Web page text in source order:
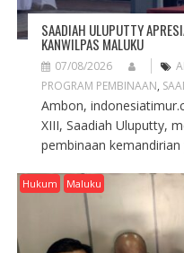
SAADIAH ULUPUTTY
KANWILPAS MALUKU
07/08/2026
PROGRAM PEMBINAAN,
Ambon,
XIII, Saadiah Uluputty,
pembinaan kemandirian
Hukum Maluku